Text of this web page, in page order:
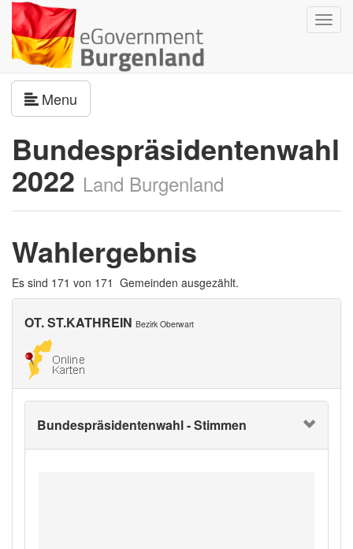
Menu
Bundespräsidentenwahl
2022 Land Burgenland
Wahlergebnis
Es sind 171 von 171 Gemeinden ausgezählt.
OT. ST.KATHREIN Bezirk Oberwart
Bundespräsidentenwahl - Stimmen